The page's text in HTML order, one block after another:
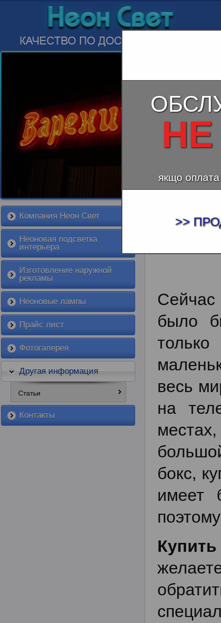
Компания Неон Свет
Неоновая подсветка
интерьера
Изготовление наружной
рекламы
Неоновые лампы
Прайс лист
Фотогалерея
Другая информация
Статьи
Контакты
КУПИТЬ
было
весь
на
бокс,
имеет
якщо
>>